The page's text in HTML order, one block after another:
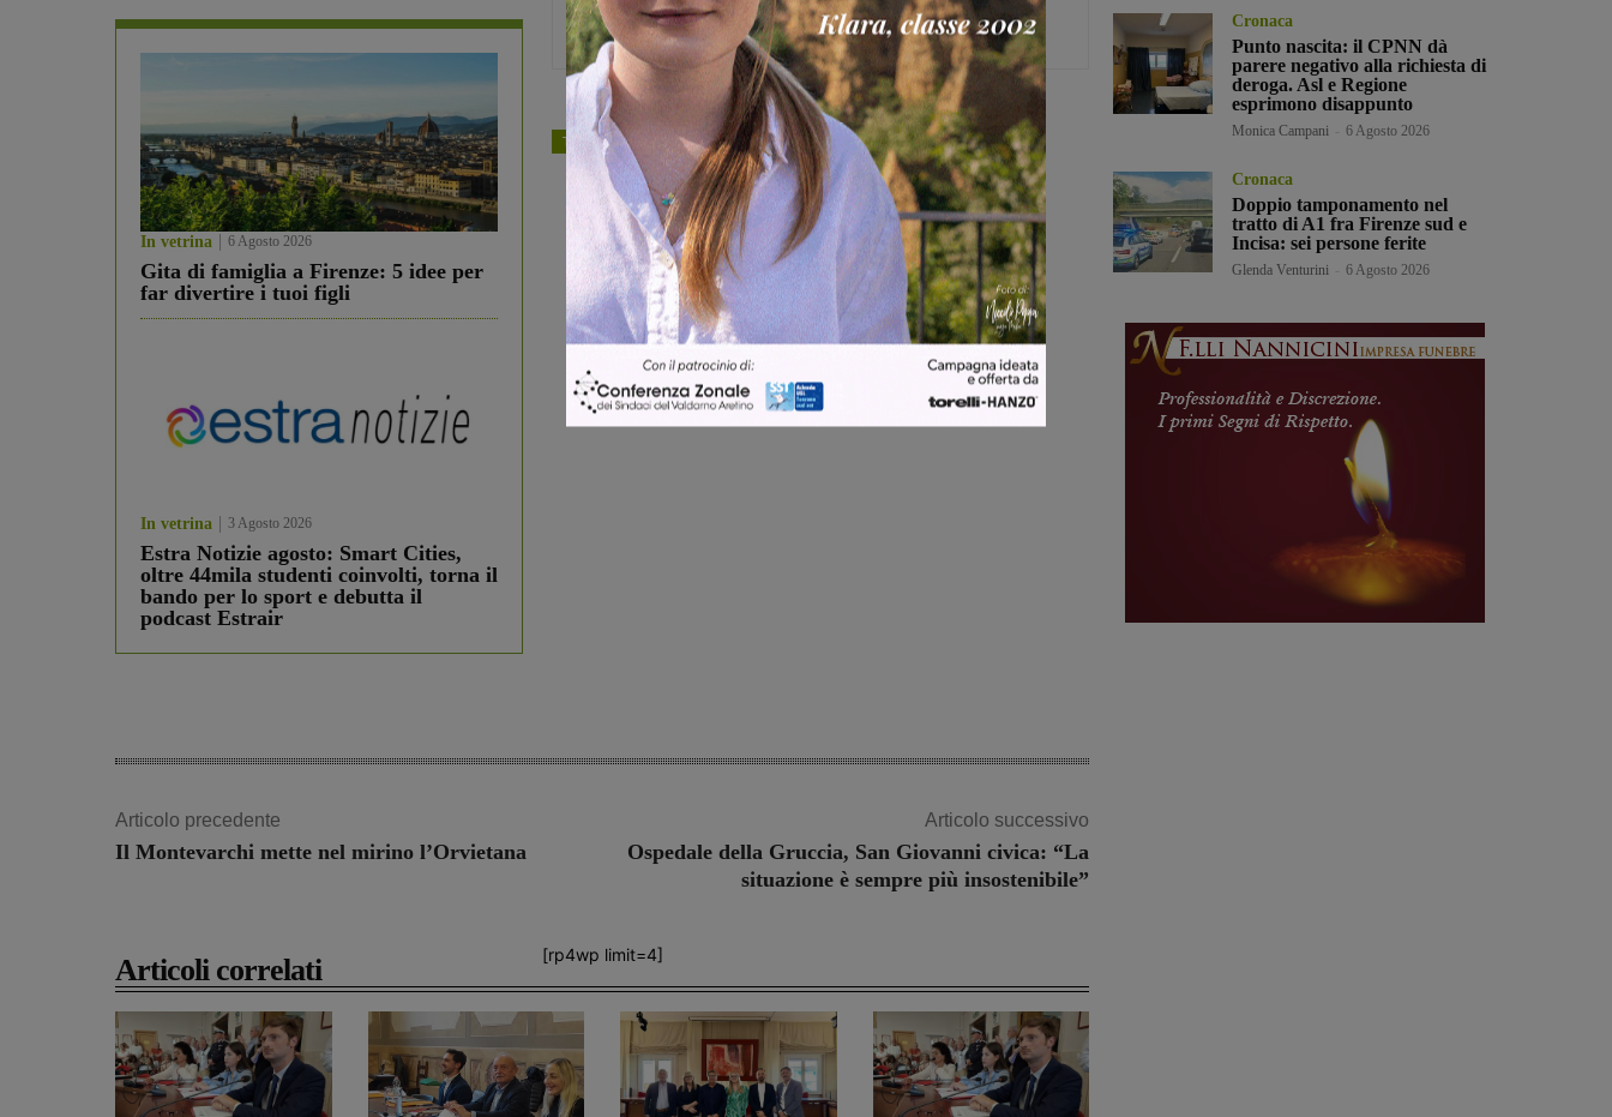
In vetrina 6 Agosto 2026
Gita di famiglia a Firenze: 5 idee per
far divertire i tuoi figli
In vetrina 3 Agosto 2026
Estra Notizie agosto: Smart Cities,
oltre 44mila studenti coinvolti, torna il
bando per lo sport e debutta il
podcast Estrair
TAGS politica
Share
Articolo precedente
Il Montevarchi mette nel mirino l’Orvietana
Articolo successivo
Ospedale della Gruccia, San Giovanni civica: “La
situazione è sempre più insostenibile”
[rp4wp limit=4]
Articoli correlati
Cronaca
Punto nascita: il CPNN dà
parere negativo alla richiesta di
deroga. Asl e Regione
esprimono disappunto
Monica Campani 6 Agosto 2026
Cronaca
Doppio tamponamento nel
tratto di A1 fra Firenze sud e
Incisa: sei persone ferite
Glenda Venturini 6 Agosto 2026